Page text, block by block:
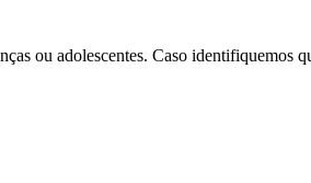
ou adolescentes. Caso identifiquemos